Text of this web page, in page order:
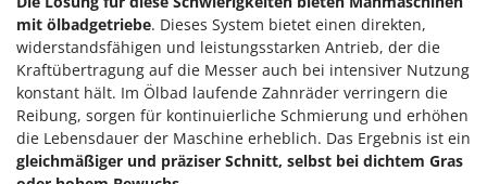
mit ölbadgetriebe. Dieses System bietet einen direkten,
widerstandsfähigen und leistungsstarken Antrieb, der die
Kraftübertragung auf die Messer auch bei intensiver Nutzung
konstant hält. Im Ölbad laufende Zahnräder verringern die
Reibung, sorgen für kontinuierliche Schmierung und erhöhen
die Lebensdauer der Maschine erheblich. Das Ergebnis ist ein
gleichmäßiger und präziser Schnitt, selbst bei dichtem Gras